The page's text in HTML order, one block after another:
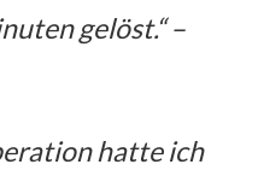
gelöst.“ –
hatte ich